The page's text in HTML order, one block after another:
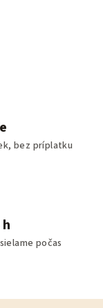
bez príplatku
počas